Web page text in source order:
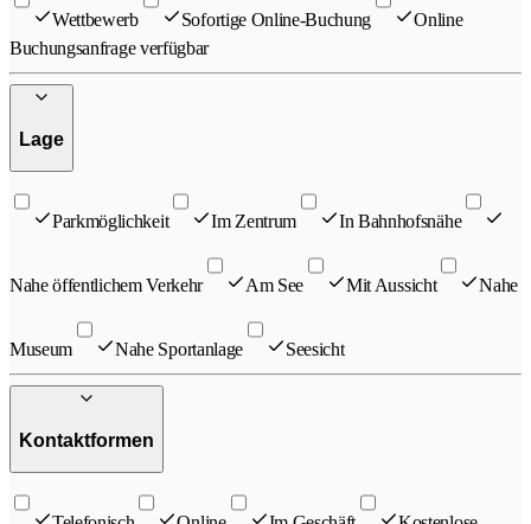
Wettbewerb Sofortige Online-Buchung
Online
Buchungsanfrage verfügbar
Lage
Parkmöglichkeit Im Zentrum In Bahnhofsnähe
Nahe öffentlichem Verkehr Am See Mit Aussicht Nahe
Museum Nahe Sportanlage Seesicht
Kontaktformen